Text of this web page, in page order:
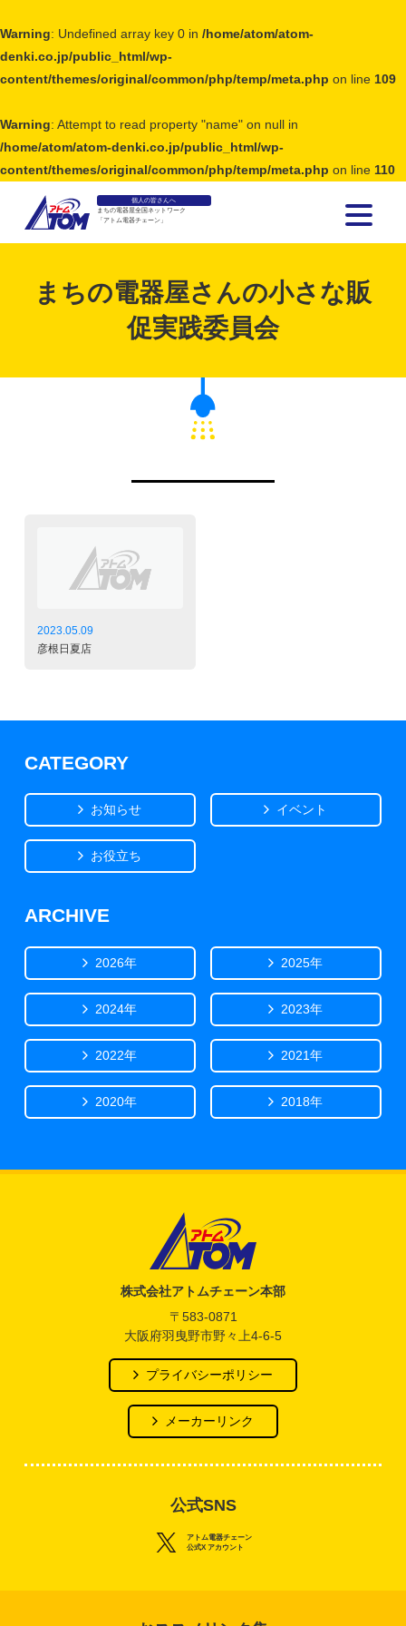
Warning: Undefined array key 0 in /home/atom/atom-
denki.co.jp/public_html/wp-
content/themes/original/common/php/temp/meta.php on line 109
Warning: Attempt to read property "name" on null in
/home/atom/atom-denki.co.jp/public_html/wp-
content/themes/original/common/php/temp/meta.php on line 110
アトム電器チェーン
個人の皆さんへ
まちの電器屋全国ネットワーク
「アトム電器チェーン」
まちの電器屋さんの小さな販
促実践委員会
2023.05.09
彦根日夏店
CATEGORY
お知らせ イベント
お役立ち
ARCHIVE
2026年 2025年
2024年 2023年
2022年 2021年
2020年 2018年
株式会社アトムチェーン本部
〒583-0871
大阪府羽曳野市野々上4-6-5
プライバシーポリシー
メーカーリンク
公式SNS
アトム電器チェーン
公式X アカウント